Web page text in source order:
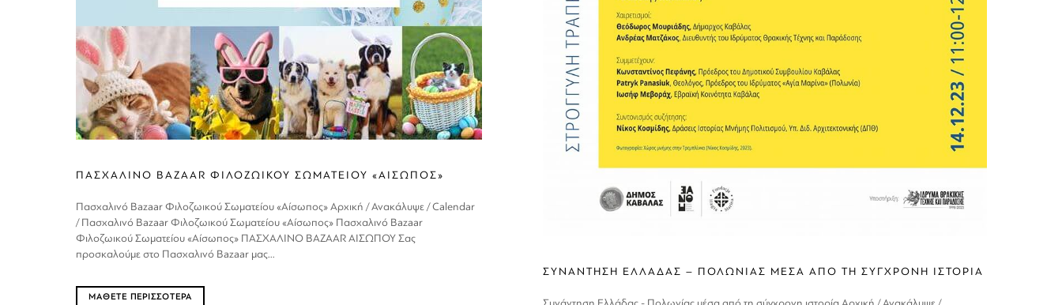
ΠΑΣΧΑΛΙΝΟ BAZAAR ΦΙΛΟΖΩΙΚΟΥ ΣΩΜΑΤΕΙΟΥ «ΑΙΣΩΠΟΣ»
Πασχαλινό Bazaar Φιλοζωικού Σωματείου «Αίσωπος» Αρχική / Ανακάλυψε / Calendar
/ Πασχαλινό Bazaar Φιλοζωικού Σωματείου «Αίσωπος» Πασχαλινό Bazaar
Φιλοζωικού Σωματείου «Αίσωπος» ΠΑΣΧΑΛΙΝΟ BAZAAR ΑΙΣΩΠΟΥ Σας
προσκαλούμε στο Πασχαλινό Bazaar μας...
ΜΑΘΕΤΕ ΠΕΡΙΣΣΟΤΕΡΑ
ΣΥΝΑΝΤΗΣΗ ΕΛΛΑΔΑΣ – ΠΟΛΩΝΙΑΣ ΜΕΣΑ ΑΠΟ ΤΗ ΣΥΓΧΡΟΝΗ ΙΣΤΟΡΙΑ